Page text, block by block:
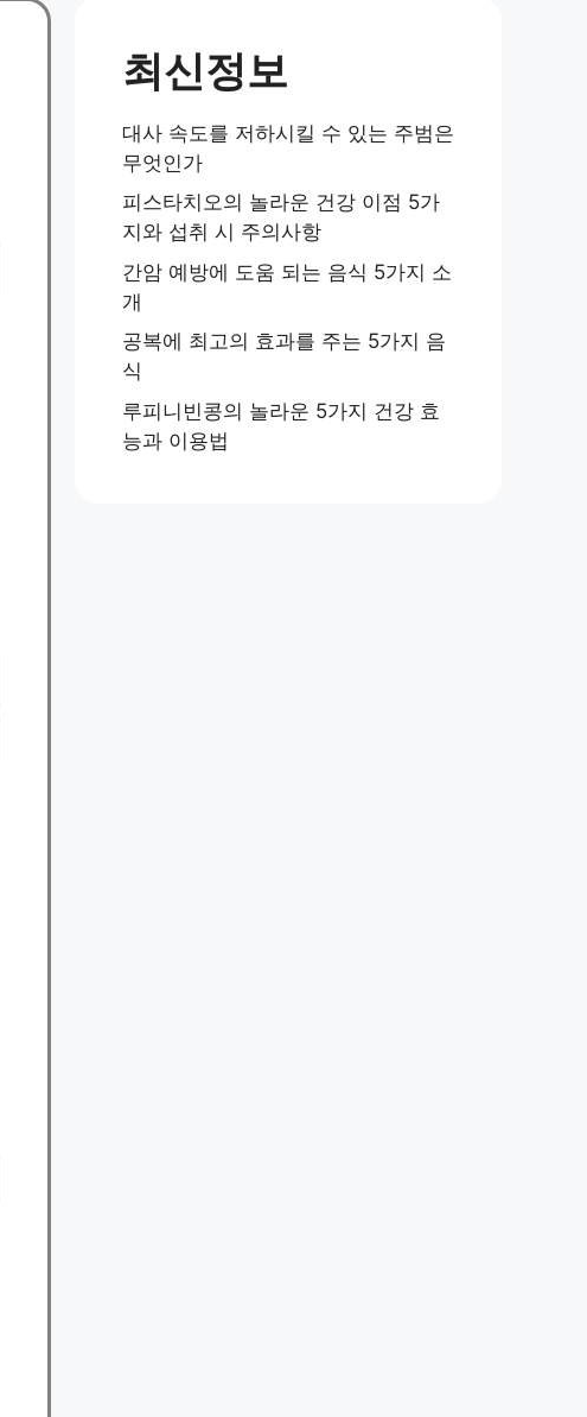
최신정보
대사 속도를 저하시킬 수 있는 주범은
무엇인가
피스타치오의 놀라운 건강 이점 5가
지와 섭취 시 주의사항
간암 예방에 도움 되는 음식 5가지 소
개
공복에 최고의 효과를 주는 5가지 음
식
루피니빈콩의 놀라운 5가지 건강 효
능과 이용법